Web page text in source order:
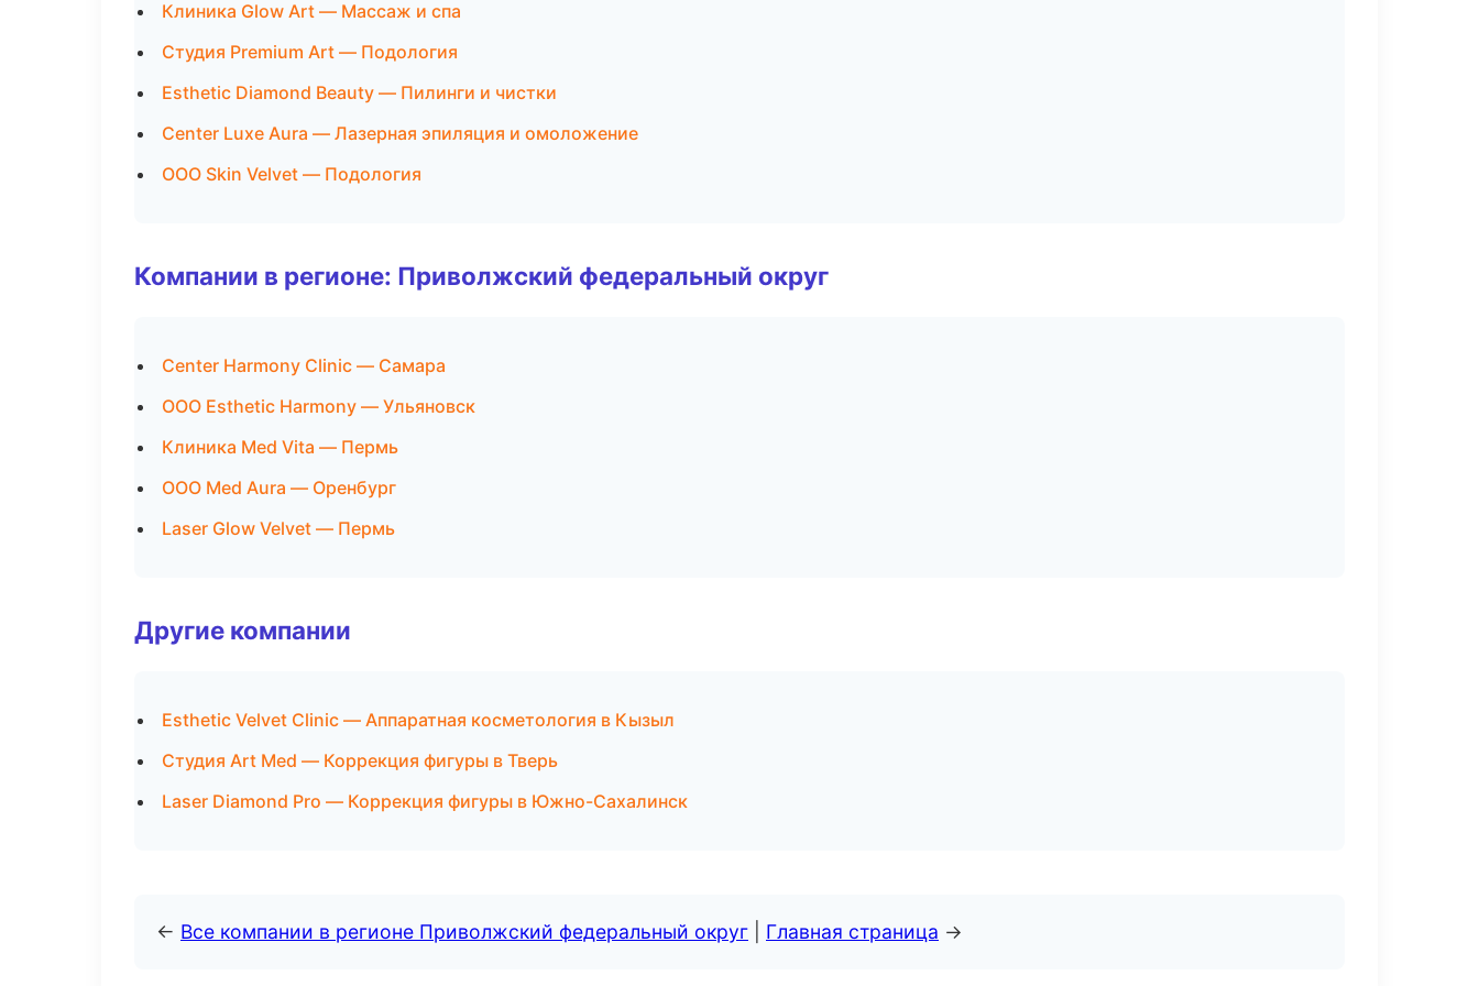
Клиника Glow Art — Массаж и спа
Студия Premium Art — Подология
Esthetic Diamond Beauty — Пилинги и чистки
Center Luxe Aura — Лазерная эпиляция и омоложение
ООО Skin Velvet — Подология
Компании в регионе: Приволжский федеральный округ
Center Harmony Clinic — Самара
ООО Esthetic Harmony — Ульяновск
Клиника Med Vita — Пермь
ООО Med Aura — Оренбург
Laser Glow Velvet — Пермь
Другие компании
Esthetic Velvet Clinic — Аппаратная косметология в Кызыл
Студия Art Med — Коррекция фигуры в Тверь
Laser Diamond Pro — Коррекция фигуры в Южно-Сахалинск
← Все компании в регионе Приволжский федеральный округ Главная страница →